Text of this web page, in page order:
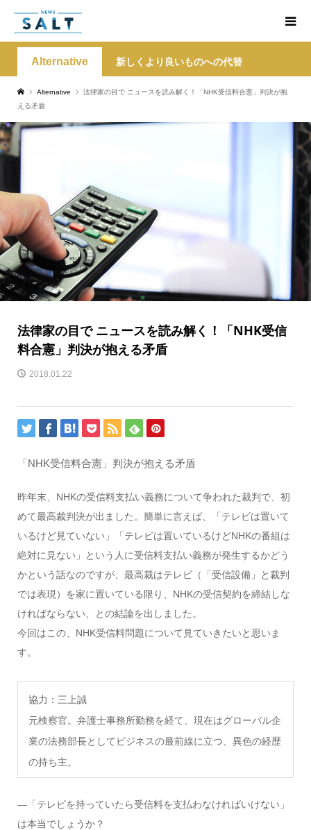
Alternative 新しくより良いものへの代替
Alternative
法律家の目で ニュースを読み解く！「NHK受信料合憲」判決が抱
える矛盾
法律家の目で ニュースを読み解く！「NHK受信
料合憲」判決が抱える矛盾
2018.01.22
「NHK受信料合憲」判決が抱える矛盾
昨年末、NHKの受信料支払い義務について争われた裁判で、初
めて最高裁判決が出ました。簡単に言えば、「テレビは置いて
いるけど見ていない」「テレビは置いているけどNHKの番組は
絶対に見ない」という人に受信料支払い義務が発生するかどう
かという話なのですが、最高裁はテレビ（「受信設備」と裁判
では表現）を家に置いている限り、NHKの受信契約を締結しな
ければならない、との結論を出しました。
今回はこの、NHK受信料問題について見ていきたいと思いま
す。
協力：三上誠
元検察官。弁護士事務所勤務を経て、現在はグローバル企
業の法務部長としてビジネスの最前線に立つ、異色の経歴
の持ち主。
―「テレビを持っていたら受信料を支払わなければいけない」
は本当でしょうか？